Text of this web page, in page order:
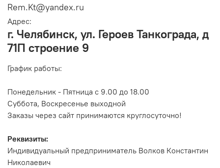
Rem.Kt@yandex.ru
Адрес:
г. Челябинск, ул. Героев Танкограда, д
71П строение 9
График работы:
Понедельник - Пятница с 9.00 до 18.00
Суббота, Воскресенье выходной
Заказы через сайт принимаются круглосуточно!
Реквизиты:
Индивидуальный предприниматель Волков Константин
Николаевич